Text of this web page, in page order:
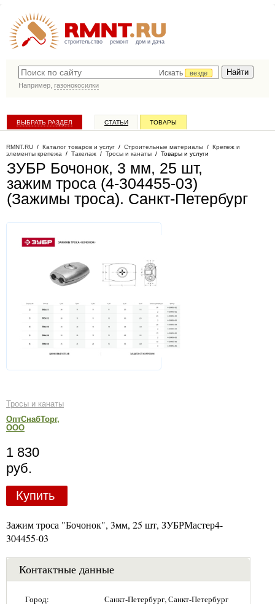
строительство ремонт дом и дача
Искать
везде
Например, газонокосилки
ВЫБРАТЬ РАЗДЕЛ СТАТЬИ ТОВАРЫ
RMNT.RU / Каталог товаров и услуг / Строительные материалы / Крепеж и
элементы крепежа / Такелаж / Тросы и канаты / Товары и услуги
ЗУБР Бочонок, 3 мм, 25 шт,
зажим троса (4-304455-03)
(Зажимы троса). Санкт-Петербург
Тросы и канаты
ОптСнабТорг,
ООО
1 830
руб.
Купить
Зажим троса "Бочонок", 3мм, 25 шт, ЗУБРМастер4-
304455-03
Контактные данные
Город: Санкт-Петербург, Санкт-Петербург